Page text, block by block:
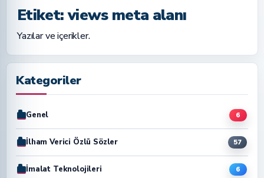
Etiket:views meta alanı
Yazılar ve içerikler.
Kategoriler
Genel 6
İlham Verici Özlü Sözler 57
İmalat Teknolojileri 6